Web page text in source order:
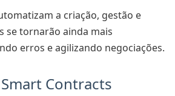
a criação, gestão e
se tornarão ainda mais
erros e agilizando negociações.
Contracts